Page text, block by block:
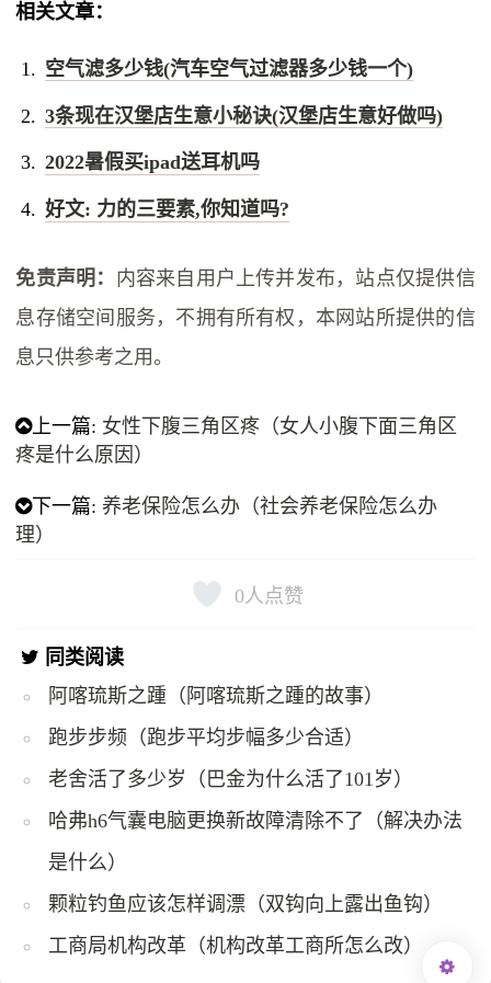
相关文章：
空气滤多少钱(汽车空气过滤器多少钱一个)
3条现在汉堡店生意小秘诀(汉堡店生意好做吗)
2022暑假买ipad送耳机吗
好文: 力的三要素,你知道吗?
免责声明： 内容来自用户上传并发布，站点仅提供信
息存储空间服务，不拥有所有权，本网站所提供的信
息只供参考之用。
上一篇: 女性下腹三角区疼（女人小腹下面三角区
疼是什么原因）
下一篇: 养老保险怎么办（社会养老保险怎么办
理）
0人点赞
同类阅读
阿喀琉斯之踵（阿喀琉斯之踵的故事）
跑步步频（跑步平均步幅多少合适）
老舍活了多少岁（巴金为什么活了101岁）
哈弗h6气囊电脑更换新故障清除不了（解决办法
是什么）
颗粒钓鱼应该怎样调漂（双钩向上露出鱼钩）
工商局机构改革（机构改革工商所怎么改）